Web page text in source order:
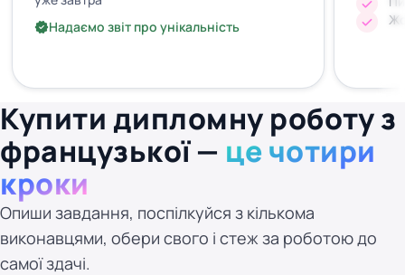
Надаємо звіт про унікальність
Купити дипломну роботу з
французької — це чотири
кроки
Опиши завдання, поспілкуйся з кількома
виконавцями, обери свого і стеж за роботою до
самої здачі.